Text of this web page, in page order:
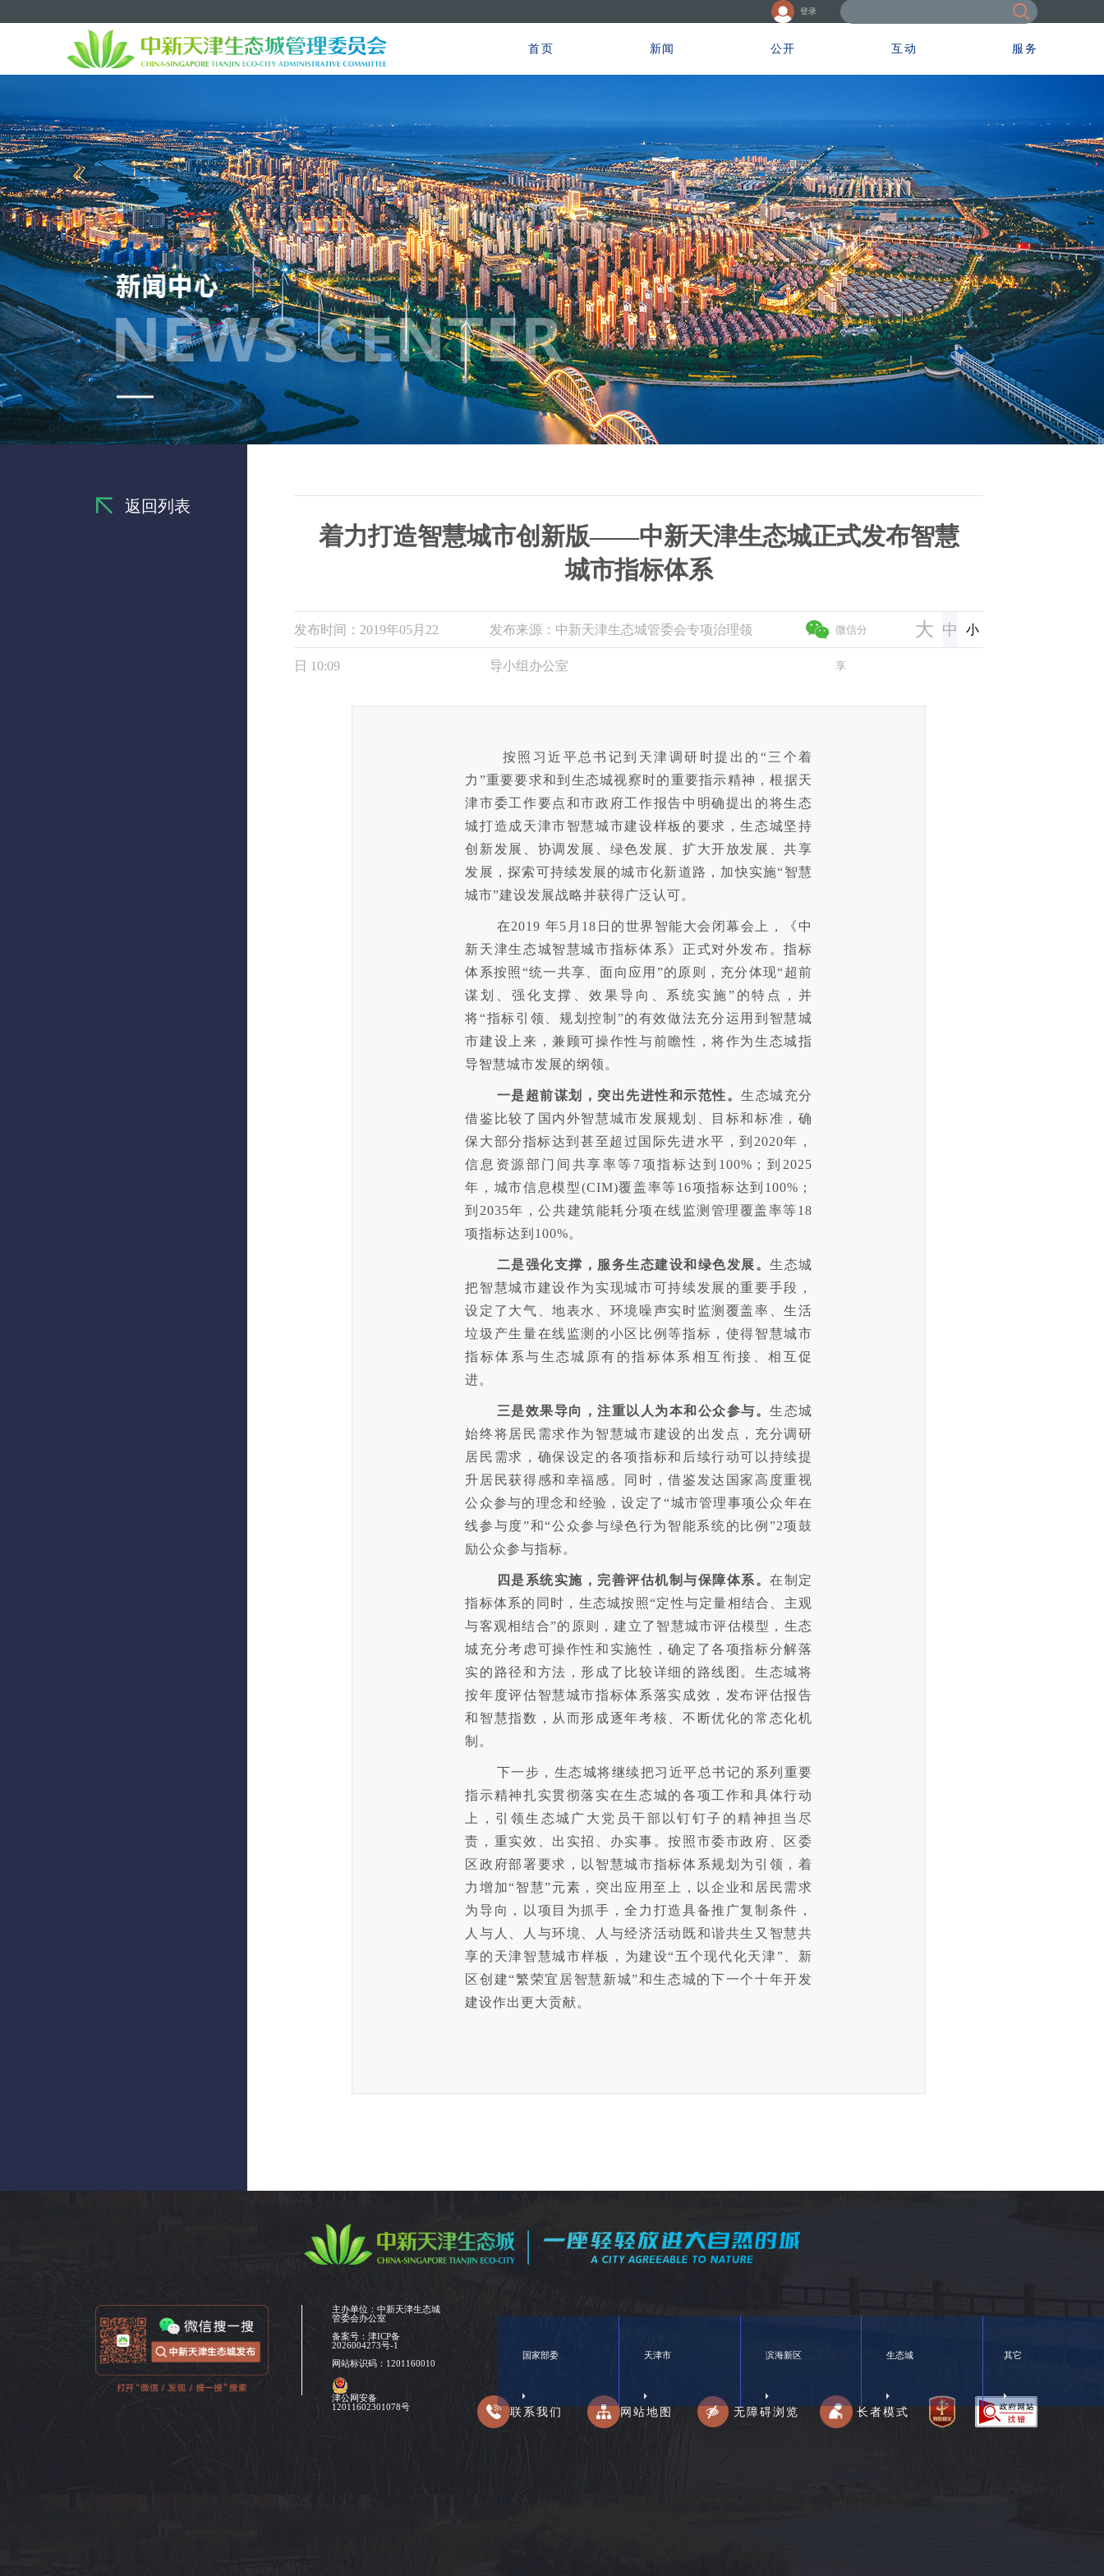
登录
首页 新闻 公开 互动 服务
返回列表
着力打造智慧城市创新版——中新天津生态城正式发布智慧
城市指标体系
发布时间：2019年05月22
日 10:09
发布来源：中新天津生态城管委会专项治理领
导小组办公室
微信分
享
大 中 小
按照习近平总书记到天津调研时提出的“三个着
力”重要要求和到生态城视察时的重要指示精神，根据天
津市委工作要点和市政府工作报告中明确提出的将生态
城打造成天津市智慧城市建设样板的要求，生态城坚持
创新发展、协调发展、绿色发展、扩大开放发展、共享
发展，探索可持续发展的城市化新道路，加快实施“智慧
城市”建设发展战略并获得广泛认可。
在2019 年5月18日的世界智能大会闭幕会上，《中
新天津生态城智慧城市指标体系》正式对外发布。指标
体系按照“统一共享、面向应用”的原则，充分体现“超前
谋划、强化支撑、效果导向、系统实施”的特点，并
将“指标引领、规划控制”的有效做法充分运用到智慧城
市建设上来，兼顾可操作性与前瞻性，将作为生态城指
导智慧城市发展的纲领。
一是超前谋划，突出先进性和示范性。生态城充分
借鉴比较了国内外智慧城市发展规划、目标和标准，确
保大部分指标达到甚至超过国际先进水平，到2020年，
信息资源部门间共享率等7项指标达到100%；到2025
年，城市信息模型(CIM)覆盖率等16项指标达到100%；
到2035年，公共建筑能耗分项在线监测管理覆盖率等18
项指标达到100%。
二是强化支撑，服务生态建设和绿色发展。生态城
把智慧城市建设作为实现城市可持续发展的重要手段，
设定了大气、地表水、环境噪声实时监测覆盖率、生活
垃圾产生量在线监测的小区比例等指标，使得智慧城市
指标体系与生态城原有的指标体系相互衔接、相互促
进。
三是效果导向，注重以人为本和公众参与。生态城
始终将居民需求作为智慧城市建设的出发点，充分调研
居民需求，确保设定的各项指标和后续行动可以持续提
升居民获得感和幸福感。同时，借鉴发达国家高度重视
公众参与的理念和经验，设定了“城市管理事项公众年在
线参与度”和“公众参与绿色行为智能系统的比例”2项鼓
励公众参与指标。
四是系统实施，完善评估机制与保障体系。在制定
指标体系的同时，生态城按照“定性与定量相结合、主观
与客观相结合”的原则，建立了智慧城市评估模型，生态
城充分考虑可操作性和实施性，确定了各项指标分解落
实的路径和方法，形成了比较详细的路线图。生态城将
按年度评估智慧城市指标体系落实成效，发布评估报告
和智慧指数，从而形成逐年考核、不断优化的常态化机
制。
下一步，生态城将继续把习近平总书记的系列重要
指示精神扎实贯彻落实在生态城的各项工作和具体行动
上，引领生态城广大党员干部以钉钉子的精神担当尽
责，重实效、出实招、办实事。按照市委市政府、区委
区政府部署要求，以智慧城市指标体系规划为引领，着
力增加“智慧”元素，突出应用至上，以企业和居民需求
为导向，以项目为抓手，全力打造具备推广复制条件，
人与人、人与环境、人与经济活动既和谐共生又智慧共
享的天津智慧城市样板，为建设“五个现代化天津”、新
区创建“繁荣宜居智慧新城”和生态城的下一个十年开发
建设作出更大贡献。
主办单位：中新天津生态城
管委会办公室
备案号：津ICP备
2026004273号-1
网站标识码：1201160010
津公网安备
12011602301078号
联系我们 网站地图 无障碍浏览 长者模式
国家部委 天津市 滨海新区 生态城 其它